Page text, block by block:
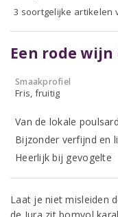
3 soortgelijke artikelen
Een rode
Smaakprofiel
Fris, fruitig
Van de lokale
Bijzonder verfijnd en
Heerlijk bij gevogelte
Laat je niet misleiden